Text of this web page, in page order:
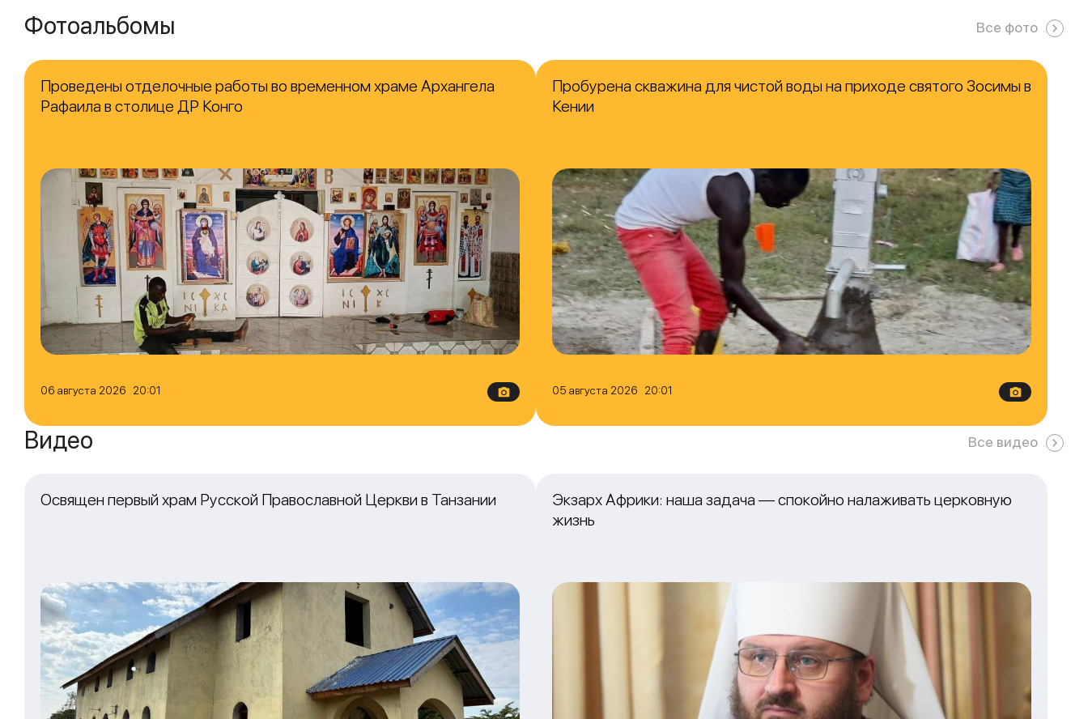
Фотоальбомы Все фото
06 августа 2026 20:01
Проведены отделочные работы во временном храме Архангела
Рафаила в столице ДР Конго
05 августа 2026 20:01
Пробурена скважина для чистой воды на приходе святого Зосимы в
Кении
Видео Все видео
Освящен первый храм Русской Православной Церкви в Танзании
Экзарх Африки: наша задача — спокойно налаживать церковную
жизнь